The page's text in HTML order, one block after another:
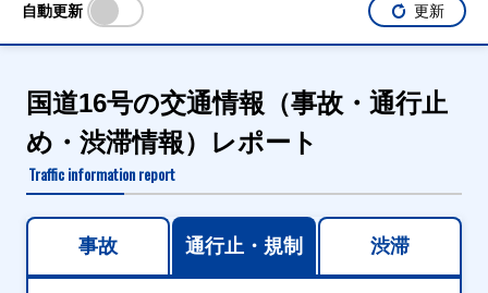
自動更新 更新
国道16号の交通情報（事故・通行止
め・渋滞情報）レポート
Traffic information report
事故 通行止・規制 渋滞